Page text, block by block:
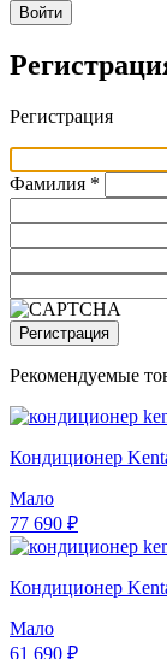
Войти
Регистрация
Фамилия *
Регистрация
Рекомендуемые
Кондиционер
Мало
77 690 ₽
Кондиционер
Мало
61 690 ₽